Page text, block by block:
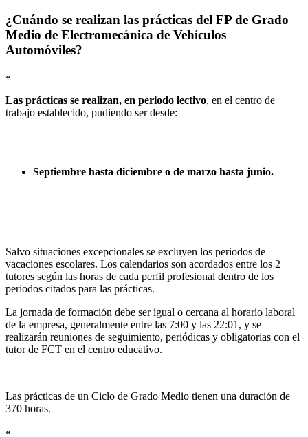
¿Cuándo se realizan las prácticas del FP de Grado
Medio de Electromecánica de Vehículos
Automóviles?
«
Las prácticas se realizan, en periodo lectivo, en el centro de
trabajo establecido, pudiendo ser desde:
Septiembre hasta diciembre o de marzo hasta junio.
Salvo situaciones excepcionales se excluyen los periodos de
vacaciones escolares. Los calendarios son acordados entre los 2
tutores según las horas de cada perfil profesional dentro de los
periodos citados para las prácticas.
La jornada de formación debe ser igual o cercana al horario laboral
de la empresa, generalmente entre las 7:00 y las 22:01, y se
realizarán reuniones de seguimiento, periódicas y obligatorias con el
tutor de FCT en el centro educativo.
Las prácticas de un Ciclo de Grado Medio tienen una duración de
370 horas.
«